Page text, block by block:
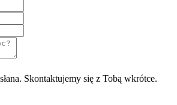
Skontaktujemy się z Tobą wkrótce.